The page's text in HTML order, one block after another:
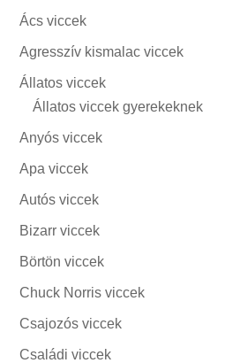
Ács viccek
Agresszív kismalac viccek
Állatos viccek
Állatos viccek gyerekeknek
Anyós viccek
Apa viccek
Autós viccek
Bizarr viccek
Börtön viccek
Chuck Norris viccek
Csajozós viccek
Családi viccek